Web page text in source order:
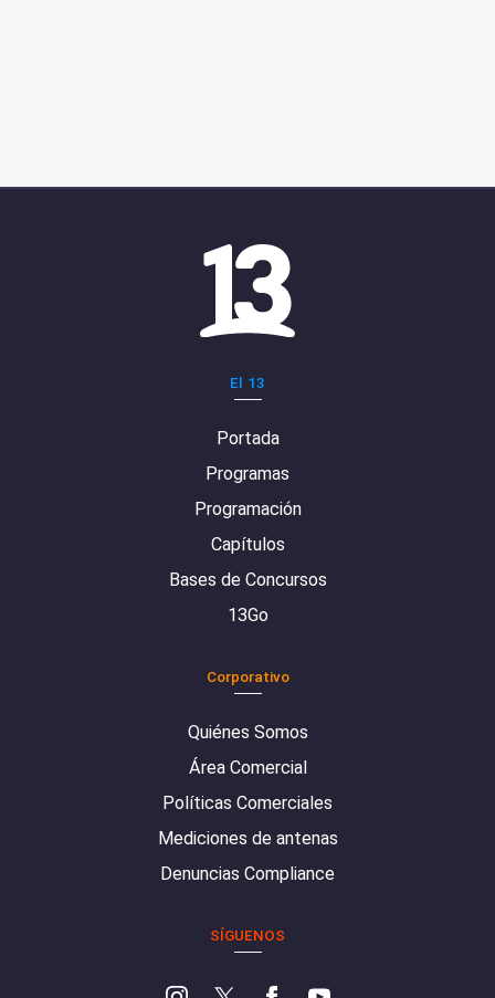
El 13
Portada
Programas
Programación
Capítulos
Bases de Concursos
13Go
Corporativo
Quiénes Somos
Área Comercial
Políticas Comerciales
Mediciones de antenas
Denuncias Compliance
SÍGUENOS